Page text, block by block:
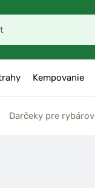
Kempovanie
Darčeky pre rybárov